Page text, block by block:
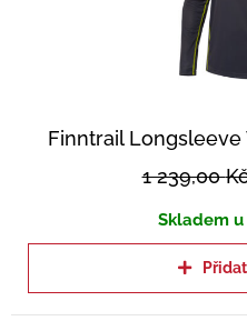
Finntrail Longsleeve
1 239,00
Skladem